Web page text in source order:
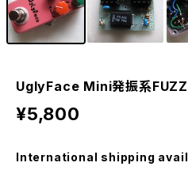
UglyFace Mini発振系FUZZ
¥5,800
International shipping